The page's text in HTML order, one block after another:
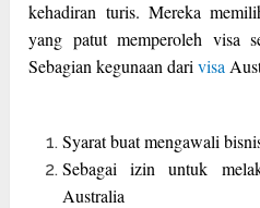
kehadiran turis. Mereka
yang patut memperoleh visa
Sebagian kegunaan darivisa
Syarat buat mengawali
Sebagai izin untuk
Australia